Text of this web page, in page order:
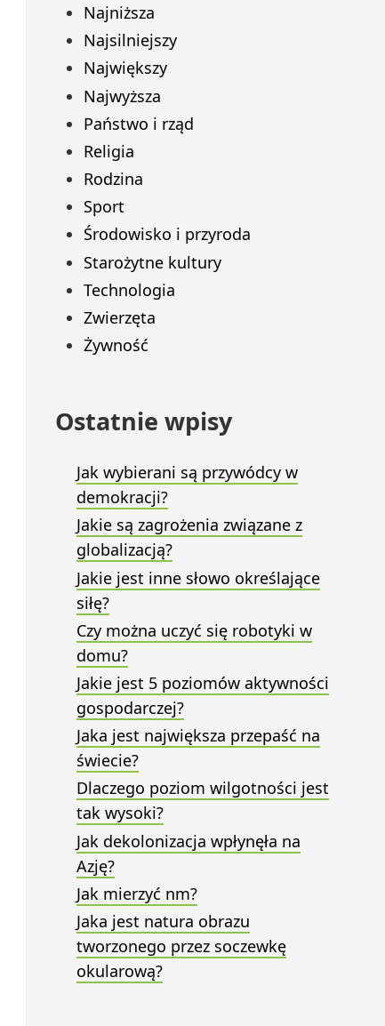
Najniższa
Najsilniejszy
Największy
Najwyższa
Państwo i rząd
Religia
Rodzina
Sport
Środowisko i przyroda
Starożytne kultury
Technologia
Zwierzęta
Żywność
Ostatnie wpisy
Jak wybierani są przywódcy w
demokracji?
Jakie są zagrożenia związane z
globalizacją?
Jakie jest inne słowo określające
siłę?
Czy można uczyć się robotyki w
domu?
Jakie jest 5 poziomów aktywności
gospodarczej?
Jaka jest największa przepaść na
świecie?
Dlaczego poziom wilgotności jest
tak wysoki?
Jak dekolonizacja wpłynęła na
Azję?
Jak mierzyć nm?
Jaka jest natura obrazu
tworzonego przez soczewkę
okularową?